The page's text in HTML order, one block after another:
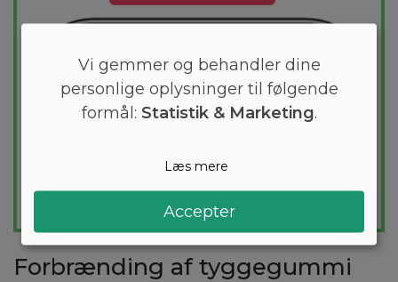
Forbrænding af tyggegummi
Vi gemmer og behandler dine
personlige oplysninger til følgende
formål: Statistik & Marketing.
Læs mere
Accepter